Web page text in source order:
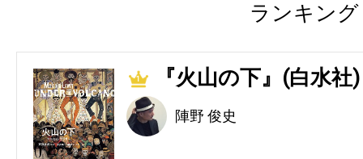
ランキング
1 『火山の下』(白水社)
陣野 俊史